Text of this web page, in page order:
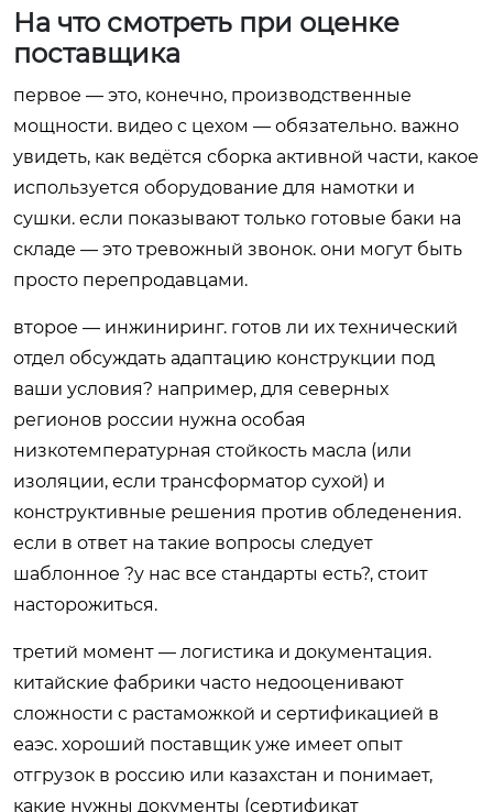
На что смотреть при оценке
поставщика
первое — это, конечно, производственные
мощности. видео с цехом — обязательно. важно
увидеть, как ведётся сборка активной части, какое
используется оборудование для намотки и
сушки. если показывают только готовые баки на
складе — это тревожный звонок. они могут быть
просто перепродавцами.
второе — инжиниринг. готов ли их технический
отдел обсуждать адаптацию конструкции под
ваши условия? например, для северных
регионов россии нужна особая
низкотемпературная стойкость масла (или
изоляции, если трансформатор сухой) и
конструктивные решения против обледенения.
если в ответ на такие вопросы следует
шаблонное ?у нас все стандарты есть?, стоит
насторожиться.
третий момент — логистика и документация.
китайские фабрики часто недооценивают
сложности с растаможкой и сертификацией в
еаэс. хороший поставщик уже имеет опыт
отгрузок в россию или казахстан и понимает,
какие нужны документы (сертификат